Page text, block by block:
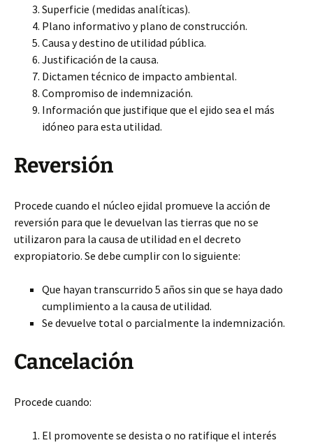
Superficie (medidas analíticas).
Plano informativo y plano de construcción.
Causa y destino de utilidad pública.
Justificación de la causa.
Dictamen técnico de impacto ambiental.
Compromiso de indemnización.
Información que justifique que el ejido sea el más
idóneo para esta utilidad.
Reversión
Procede cuando el núcleo ejidal promueve la acción de
reversión para que le devuelvan las tierras que no se
utilizaron para la causa de utilidad en el decreto
expropiatorio. Se debe cumplir con lo siguiente:
Que hayan transcurrido 5 años sin que se haya dado
cumplimiento a la causa de utilidad.
Se devuelve total o parcialmente la indemnización.
Cancelación
Procede cuando:
El promovente se desista o no ratifique el interés